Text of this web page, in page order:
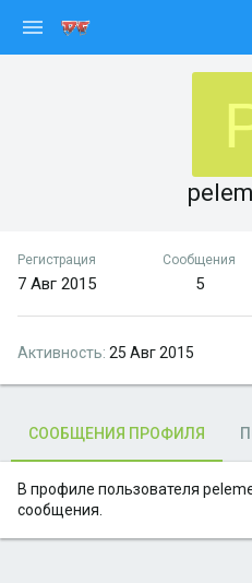
Регистрация
7 Авг 2015
Сообщения
5
Активность 25 Авг 2015
СООБЩЕНИЯ ПРОФИЛЯ
В профиле пользователя
сообщения.